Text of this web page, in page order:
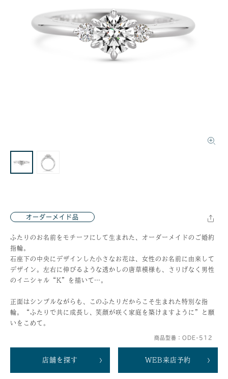
オーダーメイド品
ふたりのお名前をモチーフにして生まれた、オーダーメイドのご婚約
指輪。
石座下の中央にデザインした小さなお花は、女性のお名前に由来して
デザイン。左右に伸びるような透かしの唐草模様も、さりげなく男性
のイニシャル“K”を描いて…。
正面はシンプルながらも、このふたりだからこそ生まれた特別な指
輪。“ふたりで共に成長し、笑顔が咲く家庭を築けますように”と願
いをこめて。
商品型番：ODE-512
店舗を探す WEB来店予約